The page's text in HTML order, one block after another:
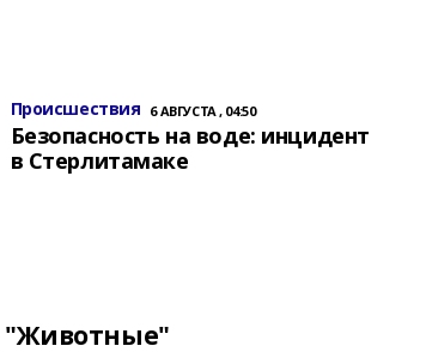
Происшествия 6 АВГУСТА , 04:50
Безопасность на воде: инцидент
в Стерлитамаке
"Животные"